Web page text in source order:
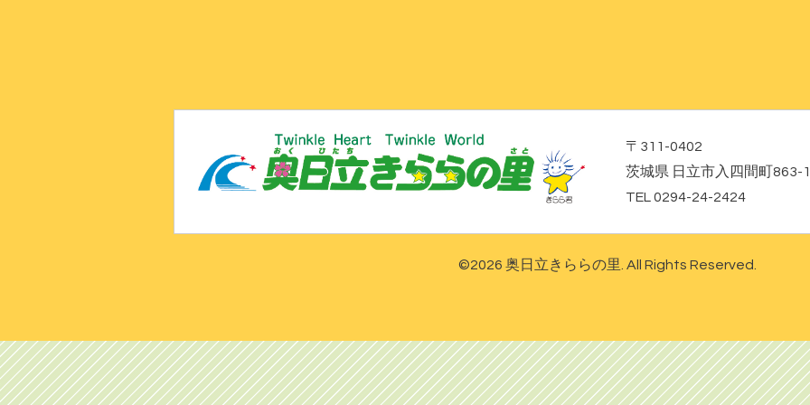
〒311-0402
茨城県 日立市入四間町863-1
TEL 0294-24-2424
©2026 奥日立きららの里. All Rights Reserved.